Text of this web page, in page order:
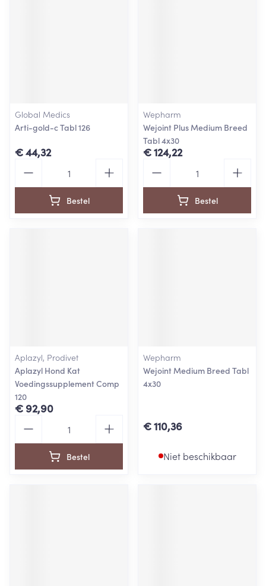
Global Medics
Arti-gold-c Tabl 126
€ 44,32
Bestel
Wepharm
Wejoint Plus Medium Breed
Tabl 4x30
€ 124,22
Bestel
Aplazyl, Prodivet
Aplazyl Hond Kat
Voedingssupplement Comp
120
€ 92,90
Bestel
Wepharm
Wejoint Medium Breed Tabl
4x30
€ 110,36
Niet beschikbaar